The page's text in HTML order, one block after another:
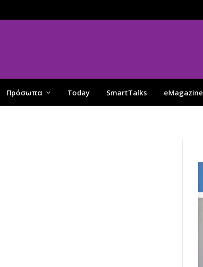
Πρόσωπα Today SmartTalks eMagazine